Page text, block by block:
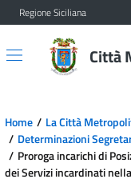
Vai al contenuto
Vai al menu principale
Regione Siciliana
Città
Home La Città
Determinazioni
Proroga incarichi di
dei Servizi incardinati